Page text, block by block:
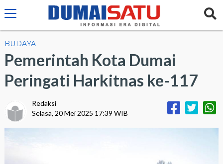
BUDAYA
Pemerintah Kota Dumai
Peringati Harkitnas ke-117
Redaksi
Selasa, 20 Mei 2025 17:39 WIB